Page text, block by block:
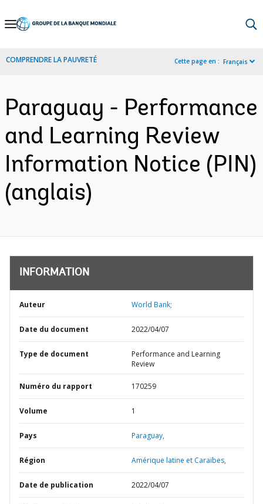
Skip
Navigation
COMPRENDRE LA PAUVRETÉ Cette page en : Français
Paraguay - Performance
and Learning Review
Information Notice (PIN)
(anglais)
INFORMATION
Auteur World Bank;
Date du document 2022/04/07
Type de document
Performance and Learning
Review
Numéro du rapport 170259
Volume 1
Pays Paraguay,
Région Amérique latine et Caraïbes,
Date de publication 2022/04/07